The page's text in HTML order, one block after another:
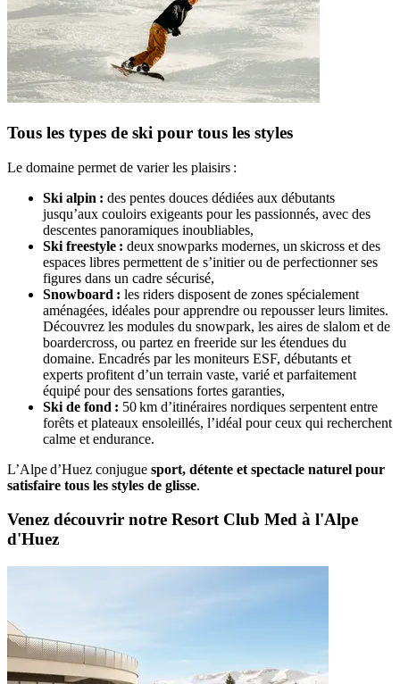
Tous les types de ski pour tous les styles
Le domaine permet de varier les plaisirs :
Ski alpin : des pentes douces dédiées aux débutants
jusqu’aux couloirs exigeants pour les passionnés, avec des
descentes panoramiques inoubliables,
Ski freestyle : deux snowparks modernes, un skicross et des
espaces libres permettent de s’initier ou de perfectionner ses
figures dans un cadre sécurisé,
Snowboard : les riders disposent de zones spécialement
aménagées, idéales pour apprendre ou repousser leurs limites.
Découvrez les modules du snowpark, les aires de slalom et de
boardercross, ou partez en freeride sur les étendues du
domaine. Encadrés par les moniteurs ESF, débutants et
experts profitent d’un terrain vaste, varié et parfaitement
équipé pour des sensations fortes garanties,
Ski de fond : 50 km d’itinéraires nordiques serpentent entre
forêts et plateaux ensoleillés, l’idéal pour ceux qui recherchent
calme et endurance.
L’Alpe d’Huez conjugue sport, détente et spectacle naturel pour
satisfaire tous les styles de glisse.
Venez découvrir notre Resort Club Med à l'Alpe
d'Huez